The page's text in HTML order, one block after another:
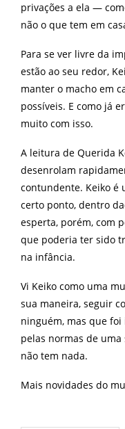
privações a ela —
não o que tem em
Para se ver livre da
estão ao seu redor,
manter o macho em
possíveis. E como já
muito com isso.
A leitura de Querida
desenrolam
contundente. Keiko é
certo ponto, dentro
esperta, porém, com
que poderia ter sido
na infância.
Vi Keiko como uma
sua maneira, seguir
ninguém, mas que
pelas normas de
não tem nada.
Mais novidades do